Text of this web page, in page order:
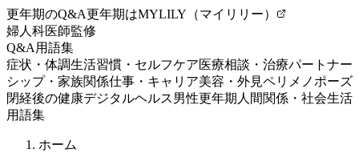
更年期のQ&A更年期はMYLILY（マイリリー）
婦人科医師監修
Q&A 用語集
症状・体調生活習慣・セルフケア医療相談・治療パートナー
シップ・家族関係仕事・キャリア美容・外見ペリメノポーズ
閉経後の健康デジタルヘルス男性更年期 人間関係・社会生活
用語集
ホーム